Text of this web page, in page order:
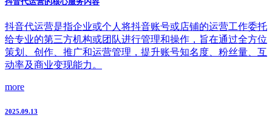
抖音代运营是指企业或个人将抖音账号或店铺的运营工作委托
给专业的第三方机构或团队进行管理和操作，旨在通过全方位
策划、创作、推广和运营管理，提升账号知名度、粉丝量、互
动率及商业变现能力。
more
2025.09.13